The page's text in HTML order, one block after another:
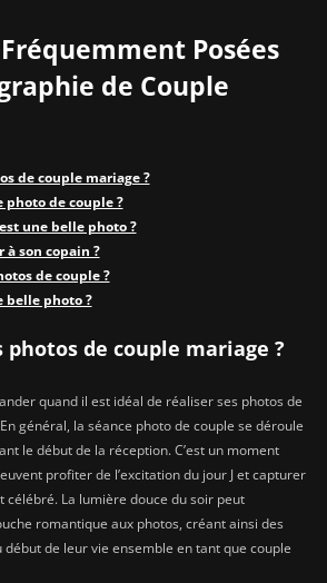
Posées
de Couple
de couple mariage ?
photo de couple ?
une belle photo ?
son copain ?
de couple ?
belle photo ?
photos de couple mariage ?
quand il est idéal de réaliser ses photos de
général, la séance photo de couple se déroule
le début de la réception. C’est un moment
profiter de l’excitation du jour J et capturer
La lumière douce du soir peut
romantique aux photos, créant ainsi des
de leur vie ensemble en tant que couple